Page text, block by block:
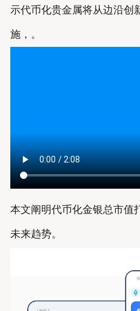
示代币化贵金属将从边沿创
施，。
本文阐明代币化金银总市值
未来趋势。